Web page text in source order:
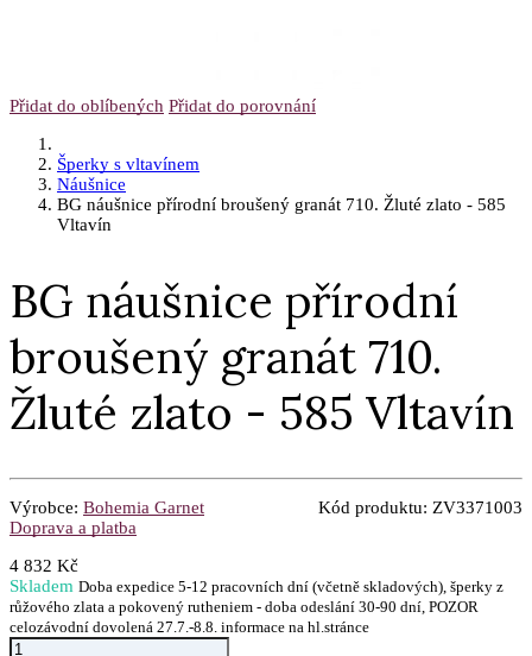
Přidat do oblíbených Přidat do porovnání
Šperky s vltavínem
Náušnice
BG náušnice přírodní broušený granát 710. Žluté zlato - 585
Vltavín
BG náušnice přírodní
broušený granát 710.
Žluté zlato - 585 Vltavín
Výrobce: Bohemia Garnet Kód produktu: ZV3371003
Doprava a platba
4 832 Kč
Skladem Doba expedice 5-12 pracovních dní (včetně skladových), šperky z
růžového zlata a pokovený rutheniem - doba odeslání 30-90 dní, POZOR
celozávodní dovolená 27.7.-8.8. informace na hl.stránce